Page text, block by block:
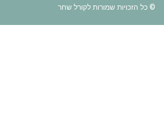
© כל הזכויות שמורות לקורל שחר